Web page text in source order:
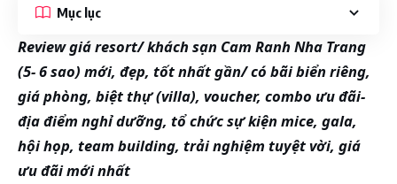
Mục lục
Review giá resort/ khách sạn Cam Ranh Nha Trang
(5- 6 sao) mới, đẹp, tốt nhất gần/ có bãi biển riêng,
giá phòng, biệt thự (villa), voucher, combo ưu đãi-
địa điểm nghỉ dưỡng, tổ chức sự kiện mice, gala,
hội họp, team building, trải nghiệm tuyệt vời, giá
ưu đãi mới nhất